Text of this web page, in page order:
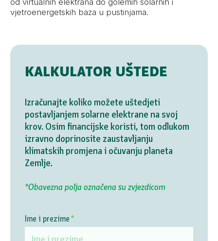
vjetroenergetskih baza u pustinjama.